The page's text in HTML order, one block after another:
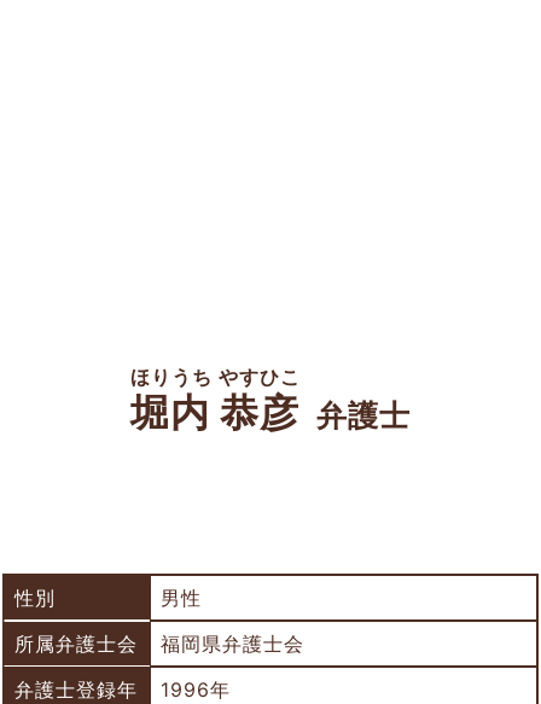
堀内 恭彦
ほりうち やすひこ
弁護士
性別
男性
所属弁護士会
福岡県弁護士会
弁護士登録年
1996年